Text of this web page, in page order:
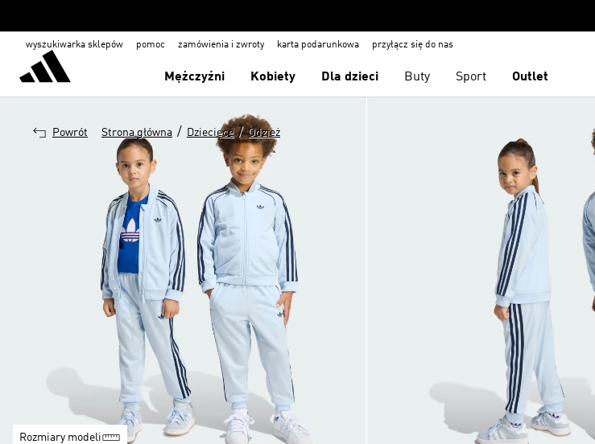
wyszukiwarka sklepów pomoc zamówienia i zwroty karta podarunkowa przyłącz się do nas
Mężczyźni Kobiety Dla dzieci Buty Sport Outlet
Powrót Strona główna / Dziecięce / Odzież
Rozmiary modeli